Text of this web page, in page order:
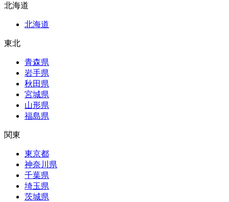
北海道
北海道
東北
青森県
岩手県
秋田県
宮城県
山形県
福島県
関東
東京都
神奈川県
千葉県
埼玉県
茨城県